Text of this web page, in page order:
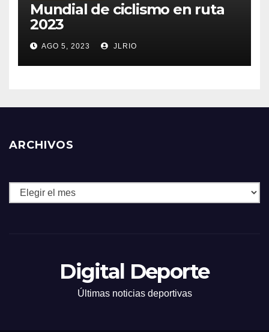
Mundial de ciclismo en ruta
2023
AGO 5, 2023 JLRIO
ARCHIVOS
Archivos
Digital Deporte
Últimas noticias deportivas